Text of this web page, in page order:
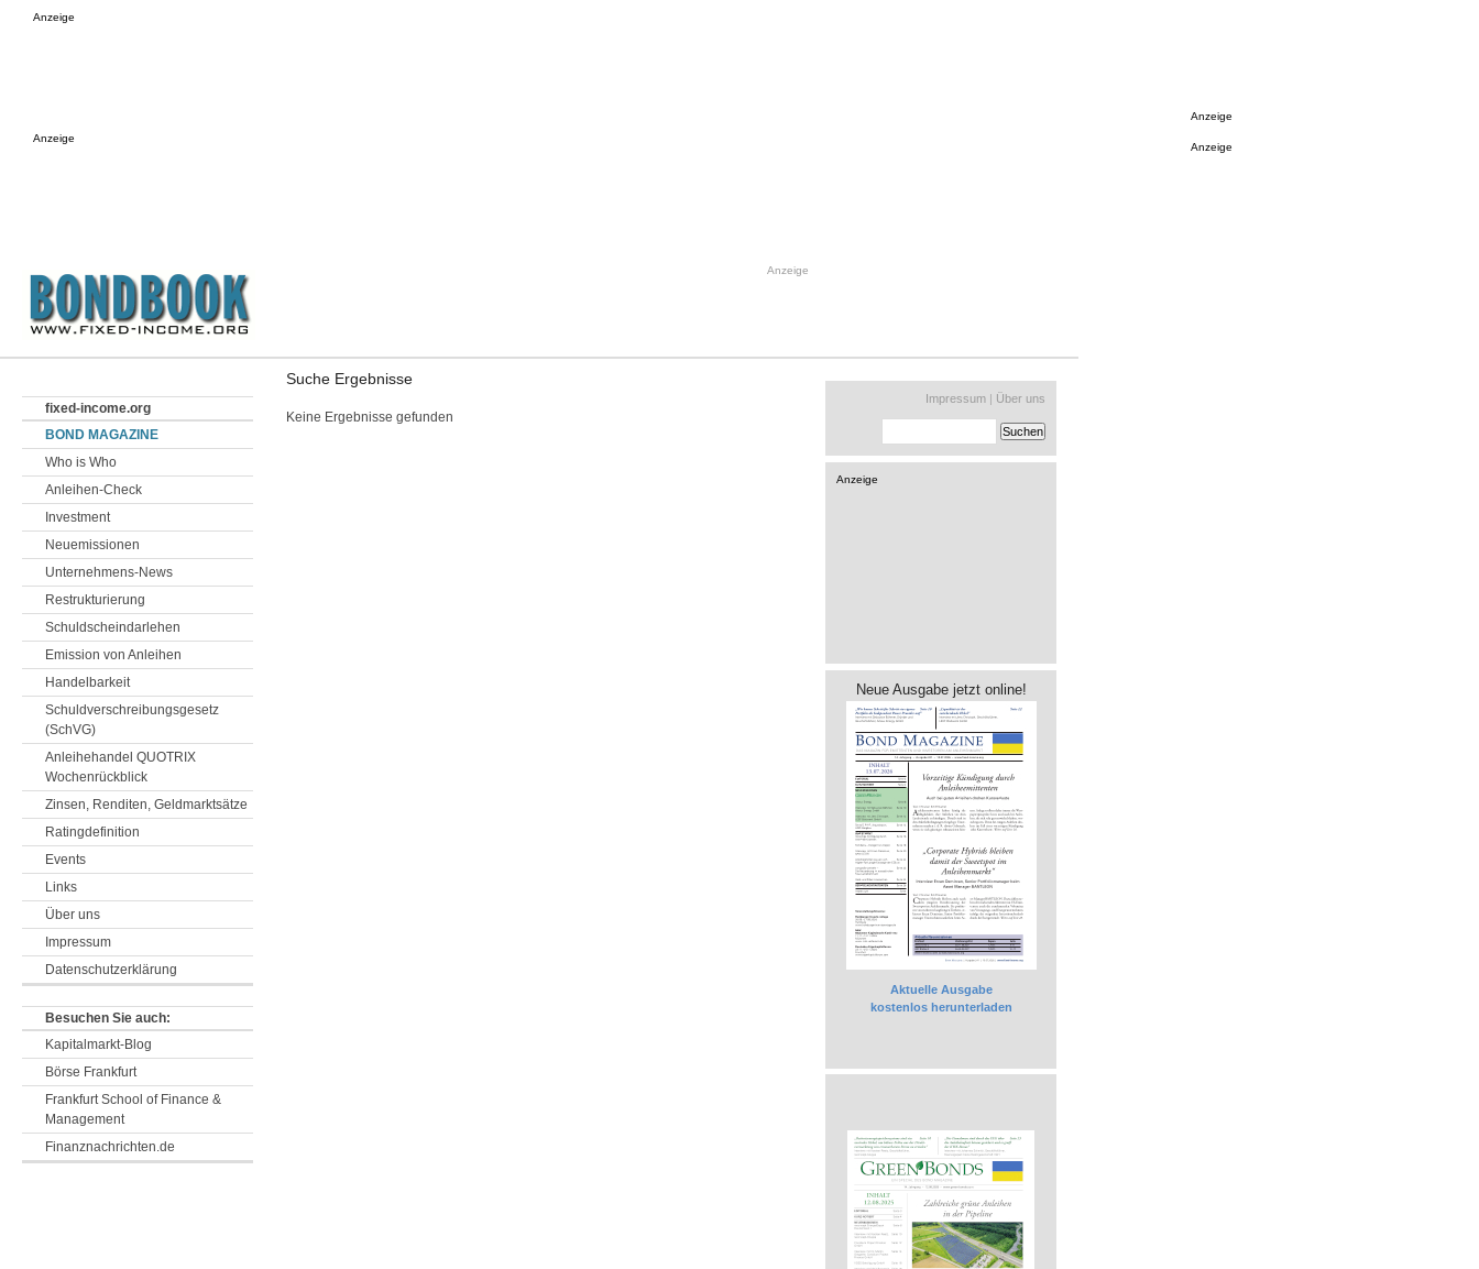
Anzeige
Anzeige
Anzeige
Anzeige
Anzeige
Suche Ergebnisse
Keine Ergebnisse gefunden
fixed-income.org
BOND MAGAZINE
Who is Who
Anleihen-Check
Investment
Neuemissionen
Unternehmens-News
Restrukturierung
Schuldscheindarlehen
Emission von Anleihen
Handelbarkeit
Schuldverschreibungsgesetz
(SchVG)
Anleihehandel QUOTRIX
Wochenrückblick
Zinsen, Renditen, Geldmarktsätze
Ratingdefinition
Events
Links
Über uns
Impressum
Datenschutzerklärung
Besuchen Sie auch:
Kapitalmarkt-Blog
Börse Frankfurt
Frankfurt School of Finance &
Management
Finanznachrichten.de
Impressum | Über uns
Anzeige
Neue Ausgabe jetzt online!
Aktuelle Ausgabe
kostenlos herunterladen